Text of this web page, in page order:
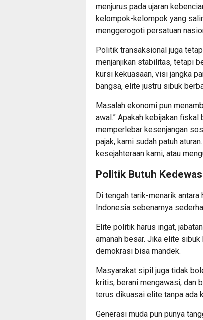
menjurus pada ujaran
kelompok-kelompok yang
menggerogoti persatuan
Politik transaksional juga
menjanjikan stabilitas, tetapi
kursi kekuasaan, visi jangka
bangsa, elite justru sibuk
Masalah ekonomi pun
awal.” Apakah kebijakan
memperlebar kesenjangan
pajak, kami sudah patuh
kesejahteraan kami, atau
Politik Butuh
Di tengah tarik-menarik antara
Indonesia sebenarnya
Elite politik harus ingat,
amanah besar. Jika elite
demokrasi bisa mandek.
Masyarakat sipil juga tidak
kritis, berani mengawasi, dan
terus dikuasai elite tanpa ada
Generasi muda pun punya